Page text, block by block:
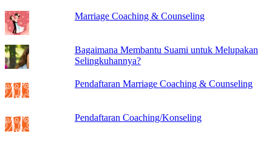
Marriage Coaching & Counseling
Bagaimana Membantu Suami untuk Melupakan
Selingkuhannya?
Pendaftaran Marriage Coaching & Counseling
Pendaftaran Coaching/Konseling